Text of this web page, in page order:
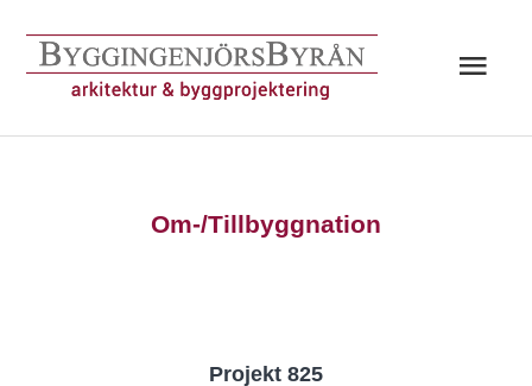
innehåll
Om-/Tillbyggnation
Projekt 825